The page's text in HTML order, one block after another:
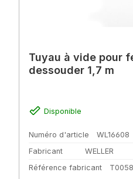
Tuyau à vide pour
dessouder 1,7 m
Disponible
Numéro d'article
WL16608
Fabricant
WELLER
Référence fabricant